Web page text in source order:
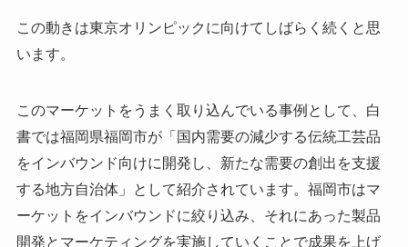
この動きは東京オリンピックに向けてしばらく続くと思
います。
このマーケットをうまく取り込んでいる事例として、白
書では福岡県福岡市が「国内需要の減少する伝統工芸品
をインバウンド向けに開発し、新たな需要の創出を支援
する地方自治体」として紹介されています。福岡市はマ
ーケットをインバウンドに絞り込み、それにあった製品
開発とマーケティングを実施していくことで成果を上げ